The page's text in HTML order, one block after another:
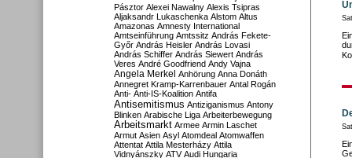
Pásztor Alexei Nawalny Alexis Tsipras
Aljaksandr Lukaschenka Alstom Altus
Amazonas Amnesty International
Amtseinführung Amtssitz András Fekete-
Győr András Heisler András Lovasi
András Schiffer András Siewert András
Veres André Goodfriend Andy Vajna
Angela Merkel Anhörung Anna Donáth
Annegret Kramp-Karrenbauer Antal Rogán
Anti- Anti-IS-Koalition Antifa
Antisemitismus Antiziganismus Antony
Blinken Arabische Liga Arbeiterbewegung
Arbeitsmarkt Armee Armin Laschet
Armut Asien Asyl Atomdeal Atomwaffen
Attentat Attila Mesterházy Attila
Vidnyánszky ATV Audi Hungaria